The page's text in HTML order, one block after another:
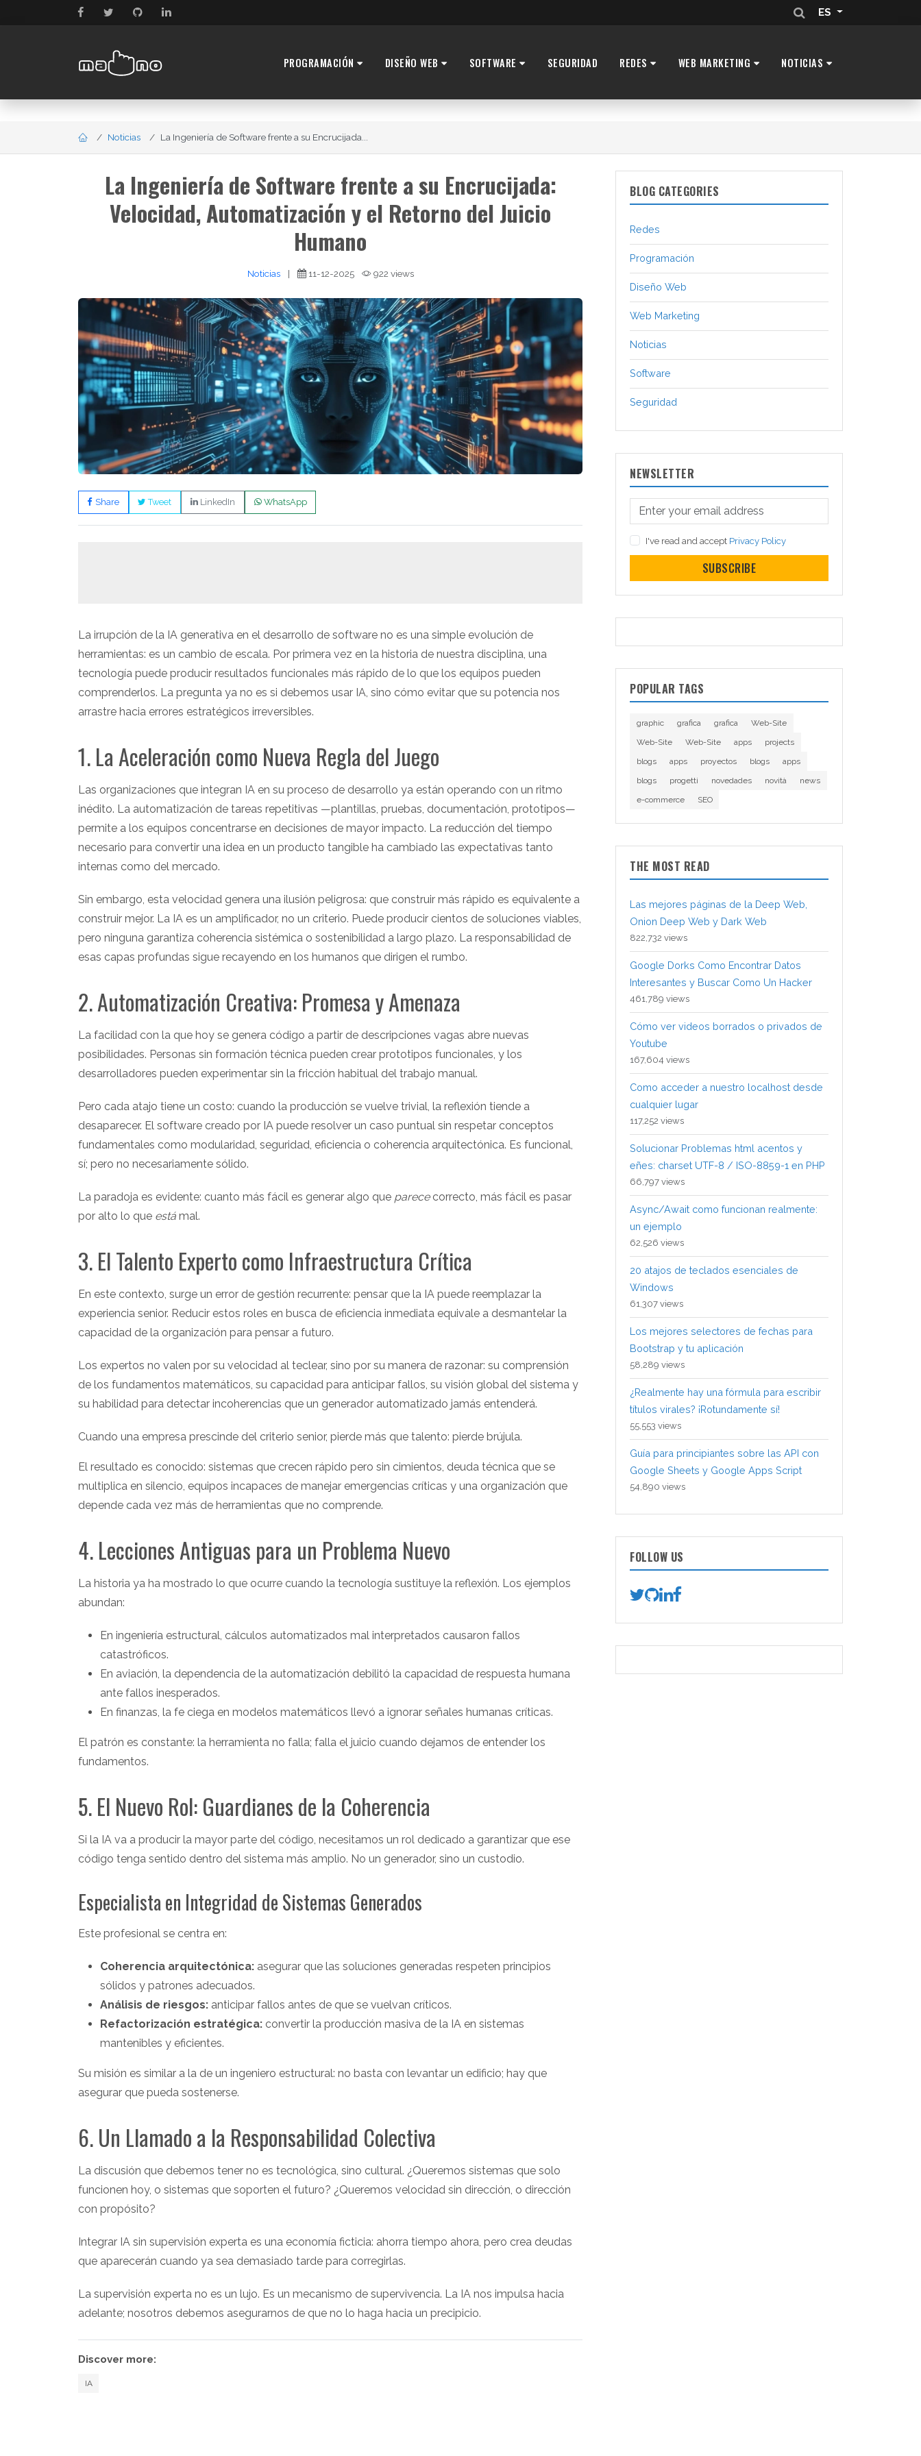
ES
PROGRAMACIÓN DISEÑO WEB SOFTWARE SEGURIDAD REDES WEB MARKETING NOTICIAS
Noticias La Ingeniería de Software frente a su Encrucijada...
La Ingeniería de Software frente a su Encrucijada:
Velocidad, Automatización y el Retorno del Juicio
Humano
Noticias | 11-12-2025 922 views
Share Tweet LinkedIn WhatsApp
La irrupción de la IA generativa en el desarrollo de software no es una simple evolución de
herramientas: es un cambio de escala. Por primera vez en la historia de nuestra disciplina, una
tecnología puede producir resultados funcionales más rápido de lo que los equipos pueden
comprenderlos. La pregunta ya no es si debemos usar IA, sino cómo evitar que su potencia nos
arrastre hacia errores estratégicos irreversibles.
1. La Aceleración como Nueva Regla del Juego
Las organizaciones que integran IA en su proceso de desarrollo ya están operando con un ritmo
inédito. La automatización de tareas repetitivas —plantillas, pruebas, documentación, prototipos—
permite a los equipos concentrarse en decisiones de mayor impacto. La reducción del tiempo
necesario para convertir una idea en un producto tangible ha cambiado las expectativas tanto
internas como del mercado.
Sin embargo, esta velocidad genera una ilusión peligrosa: que construir más rápido es equivalente a
construir mejor. La IA es un amplificador, no un criterio. Puede producir cientos de soluciones viables,
pero ninguna garantiza coherencia sistémica o sostenibilidad a largo plazo. La responsabilidad de
esas capas profundas sigue recayendo en los humanos que dirigen el rumbo.
2. Automatización Creativa: Promesa y Amenaza
La facilidad con la que hoy se genera código a partir de descripciones vagas abre nuevas
posibilidades. Personas sin formación técnica pueden crear prototipos funcionales, y los
desarrolladores pueden experimentar sin la fricción habitual del trabajo manual.
Pero cada atajo tiene un costo: cuando la producción se vuelve trivial, la reflexión tiende a
desaparecer. El software creado por IA puede resolver un caso puntual sin respetar conceptos
fundamentales como modularidad, seguridad, eficiencia o coherencia arquitectónica. Es funcional,
sí; pero no necesariamente sólido.
La paradoja es evidente: cuanto más fácil es generar algo que parececorrecto, más fácil es pasar
por alto lo que está mal.
3. El Talento Experto como Infraestructura Crítica
En este contexto, surge un error de gestión recurrente: pensar que la IA puede reemplazar la
experiencia senior. Reducir estos roles en busca de eficiencia inmediata equivale a desmantelar la
capacidad de la organización para pensar a futuro.
Los expertos no valen por su velocidad al teclear, sino por su manera de razonar: su comprensión
de los fundamentos matemáticos, su capacidad para anticipar fallos, su visión global del sistema y
su habilidad para detectar incoherencias que un generador automatizado jamás entenderá.
Cuando una empresa prescinde del criterio senior, pierde más que talento: pierde brújula.
El resultado es conocido: sistemas que crecen rápido pero sin cimientos, deuda técnica que se
multiplica en silencio, equipos incapaces de manejar emergencias críticas y una organización que
depende cada vez más de herramientas que no comprende.
4. Lecciones Antiguas para un Problema Nuevo
La historia ya ha mostrado lo que ocurre cuando la tecnología sustituye la reflexión. Los ejemplos
abundan:
En ingeniería estructural, cálculos automatizados mal interpretados causaron fallos
catastróficos.
En aviación, la dependencia de la automatización debilitó la capacidad de respuesta humana
ante fallos inesperados.
En finanzas, la fe ciega en modelos matemáticos llevó a ignorar señales humanas críticas.
El patrón es constante: la herramienta no falla; falla el juicio cuando dejamos de entender los
fundamentos.
5. El Nuevo Rol: Guardianes de la Coherencia
Si la IA va a producir la mayor parte del código, necesitamos un rol dedicado a garantizar que ese
código tenga sentido dentro del sistema más amplio. No un generador, sino un custodio.
Especialista en Integridad de Sistemas Generados
Este profesional se centra en:
Coherencia arquitectónica: asegurar que las soluciones generadas respeten principios
sólidos y patrones adecuados.
Análisis de riesgos: anticipar fallos antes de que se vuelvan críticos.
Refactorización estratégica: convertir la producción masiva de la IA en sistemas
mantenibles y eficientes.
Su misión es similar a la de un ingeniero estructural: no basta con levantar un edificio; hay que
asegurar que pueda sostenerse.
6. Un Llamado a la Responsabilidad Colectiva
La discusión que debemos tener no es tecnológica, sino cultural. ¿Queremos sistemas que solo
funcionen hoy, o sistemas que soporten el futuro? ¿Queremos velocidad sin dirección, o dirección
con propósito?
Integrar IA sin supervisión experta es una economía ficticia: ahorra tiempo ahora, pero crea deudas
que aparecerán cuando ya sea demasiado tarde para corregirlas.
La supervisión experta no es un lujo. Es un mecanismo de supervivencia. La IA nos impulsa hacia
adelante; nosotros debemos asegurarnos de que no lo haga hacia un precipicio.
Discover more:
IA
BLOG CATEGORIES
Redes
Programación
Diseño Web
Web Marketing
Noticias
Software
Seguridad
NEWSLETTER
I've read and accept Privacy Policy
SUBSCRIBE
POPULAR TAGS
graphic grafica grafica
Web-Site
Web-Site
Web-Site apps
projects
blogs
apps proyectos blogs
apps
blogs
progetti novedades novità
news
e-commerce
SEO
THE MOST READ
Las mejores páginas de la Deep Web,
Onion Deep Web y Dark Web
822,732 views
Google Dorks Como Encontrar Datos
Interesantes y Buscar Como Un Hacker
461,789 views
Cómo ver videos borrados o privados de
Youtube
167,604 views
Como acceder a nuestro localhost desde
cualquier lugar
117,252 views
Solucionar Problemas html acentos y
eñes: charset UTF-8 / ISO-8859-1 en PHP
66,797 views
Async/Await como funcionan realmente:
un ejemplo
62,526 views
20 atajos de teclados esenciales de
Windows
61,307 views
Los mejores selectores de fechas para
Bootstrap y tu aplicación
58,289 views
¿Realmente hay una fórmula para escribir
títulos virales? ¡Rotundamente sí!
55,553 views
Guía para principiantes sobre las API con
Google Sheets y Google Apps Script
54,890 views
FOLLOW US